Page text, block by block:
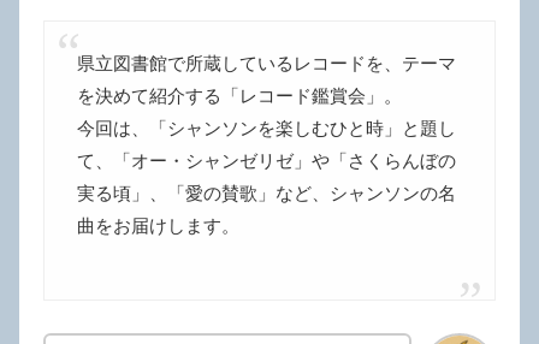
県立図書館で所蔵しているレコードを、テーマ
を決めて紹介する「レコード鑑賞会」。
今回は、「シャンソンを楽しむひと時」と題し
て、「オー・シャンゼリゼ」や「さくらんぼの
実る頃」、「愛の賛歌」など、シャンソンの名
曲をお届けします。